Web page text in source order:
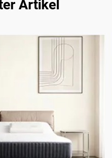
Artikel